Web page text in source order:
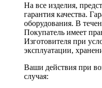
На все изделия,
гарантия качества.
оборудования. В
Покупатель имеет
Изготовителя при
эксплуатации,
Ваши действия при
случая: